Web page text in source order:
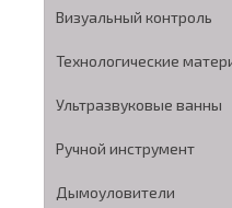
Визуальный контроль
Технологические
Ультразвуковые ванны
Ручной инструмент
Дымоуловители